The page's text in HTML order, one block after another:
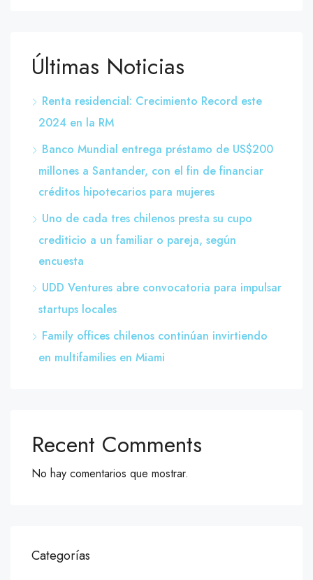
Últimas Noticias
Renta residencial: Crecimiento Record este
2024 en la RM
Banco Mundial entrega préstamo de US$200
millones a Santander, con el fin de financiar
créditos hipotecarios para mujeres
Uno de cada tres chilenos presta su cupo
crediticio a un familiar o pareja, según
encuesta
UDD Ventures abre convocatoria para impulsar
startups locales
Family offices chilenos continúan invirtiendo
en multifamilies en Miami
Recent Comments
No hay comentarios que mostrar.
Categorías